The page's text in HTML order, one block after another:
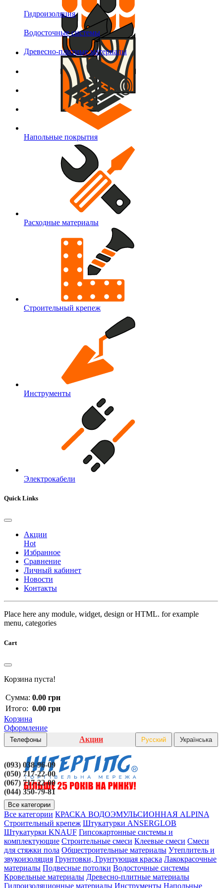
Гидроизоляция
Водосточные системы
Древесно-плитные материалы
Напольные покрытия
Расходные материалы
Строительный крепеж
Инструменты
Электрокабели
Quick Links
Акции
Hot
Избранное
Сравнение
Личный кабинет
Новости
Контакты
Place here any module, widget, design or HTML. for example
menu, categories
Cart
Корзина пуста!
Сумма: 0.00 грн
Итого: 0.00 грн
Корзина
Оформление
Телефоны
(093) 038-96-09
(050) 717-22-00
(067) 717-22-00
(044) 350-79-81
Акции Русский Українська
Все категории
Все категории КРАСКА ВОДОЭМУЛЬСИОННАЯ ALPINA
Строительный крепеж Штукатурки ANSERGLOB
Штукатурки KNAUF Гипсокартонные системы и
комплектующие Строительные смеси Клеевые смеси Смеси
для стяжки пола Общестроительные материалы Утеплитель и
звукоизоляция Грунтовки, Грунтующая краска Лакокрасочные
материалы Подвесные потолки Водосточные системы
Кровельные материалы Древесно-плитные материалы
Гидроизоляционные материалы Инструменты Напольные